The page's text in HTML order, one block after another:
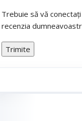
Trebuie să vă
recenzia